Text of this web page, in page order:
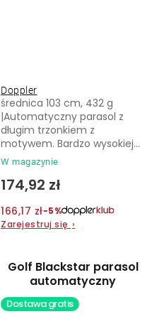
Doppler
W magazynie
174,92 zł
166,17 zł−5%
Zarejestruj się ›
średnica 103 cm, 432 g
|Automatyczny parasol z
długim trzonkiem z
motywem. Bardzo wysokiej...
Golf Blackstar parasol
automatyczny
Dostawa gratis